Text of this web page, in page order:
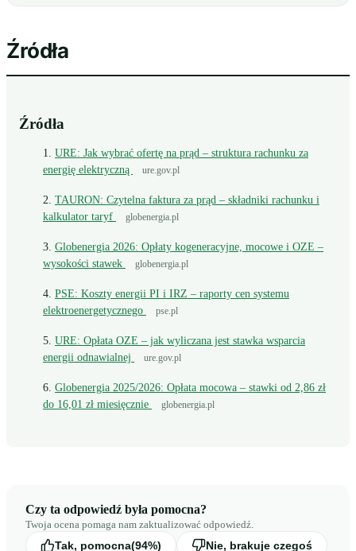
Źródła
Źródła
URE: Jak wybrać ofertę na prąd – struktura rachunku za
energię elektryczną
ure.gov.pl
TAURON: Czytelna faktura za prąd – składniki rachunku i
kalkulator taryf
globenergia.pl
Globenergia 2026: Opłaty kogeneracyjne, mocowe i OZE –
wysokości stawek
globenergia.pl
PSE: Koszty energii PI i IRZ – raporty cen systemu
elektroenergetycznego
pse.pl
URE: Opłata OZE – jak wyliczana jest stawka wsparcia
energii odnawialnej
ure.gov.pl
Globenergia 2025/2026: Opłata mocowa – stawki od 2,86 zł
do 16,01 zł miesięcznie
globenergia.pl
Czy ta odpowiedź była pomocna?
Twoja ocena pomaga nam zaktualizować odpowiedź.
Tak, pomocna(94%) Nie, brakuje czegoś